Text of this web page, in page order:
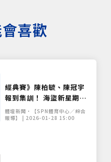
喜歡
經典賽》陳柏毓、陳冠宇
報到集訓！ 海盜新星期待
強碰大谷翔平
體壇新聞•【SPN體育中心／綜合
報導】 | 2026-01-28 15:00